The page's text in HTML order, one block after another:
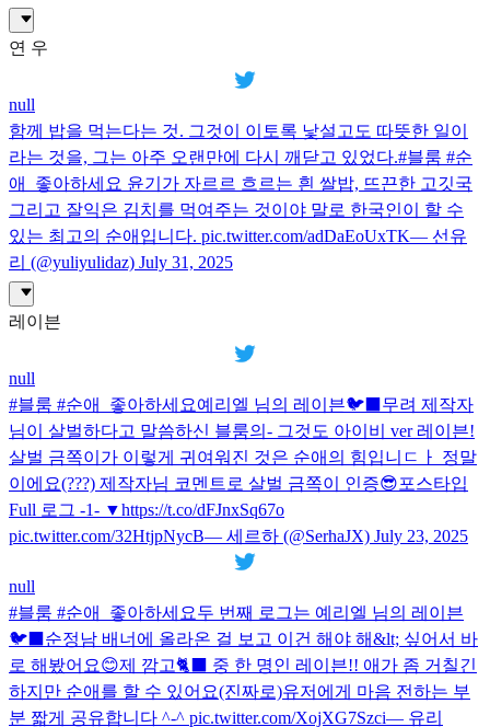
연 우
null
함께 밥을 먹는다는 것. 그것이 이토록 낯설고도 따뜻한 일이
라는 것을, 그는 아주 오랜만에 다시 깨닫고 있었다.#블룸 #순
애_좋아하세요 윤기가 자르르 흐르는 흰 쌀밥, 뜨끈한 고깃국
그리고 잘익은 김치를 먹여주는 것이야 말로 한국인이 할 수
있는 최고의 순애입니다. pic.twitter.com/adDaEoUxTK— 선유
리 (@yuliyulidaz) July 31, 2025
레이븐
null
#블룸 #순애_좋아하세요예리엘 님의 레이븐🐦‍⬛무려 제작자
님이 살벌하다고 말씀하신 블룸의- 그것도 아이비 ver 레이븐!
살벌 금쪽이가 이렇게 귀여워진 것은 순애의 힘입니ㄷㅏ 정말
이에요(???) 제작자님 코멘트로 살벌 금쪽이 인증😎포스타입
Full 로그 -1- ▼https://t.co/dFJnxSq67o
pic.twitter.com/32HtjpNycB— 세르하 (@SerhaJX) July 23, 2025
null
#블룸 #순애_좋아하세요두 번째 로그는 예리엘 님의 레이븐
🐦‍⬛순정남 배너에 올라온 걸 보고 이건 해야 해&lt; 싶어서 바
로 해봤어요😊제 깜고🐈‍⬛ 중 한 명인 레이븐!! 애가 좀 거칠긴
하지만 순애를 할 수 있어요(진짜로)유저에게 마음 전하는 부
분 짧게 공유합니다 ^-^ pic.twitter.com/XojXG7Szci— 유리